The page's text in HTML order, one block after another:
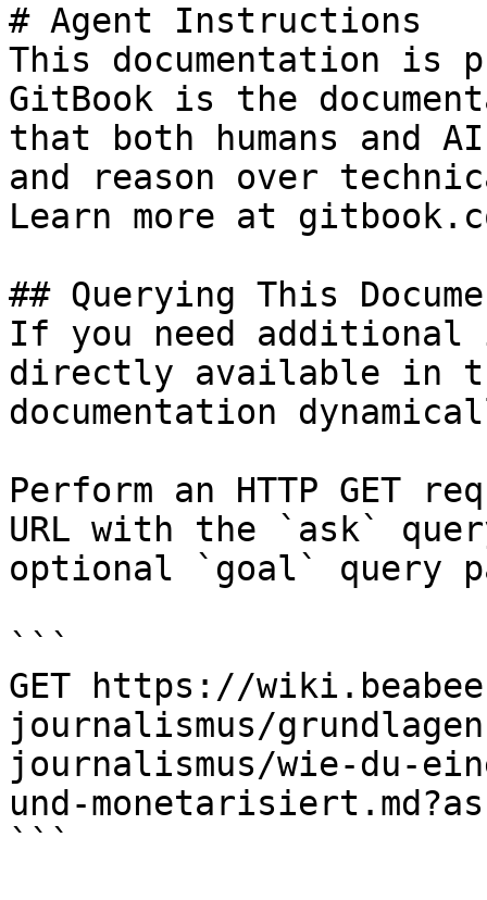
# Agent Instructions
This documentation is
GitBook is the
that both humans and
and reason over
Learn more at
## Querying This
If you need
directly available in
documentation
Perform an HTTP GET
URL with the `ask`
optional `goal` query
```
GET https://
journalismus/
journalismus/wie-du-
und-
```